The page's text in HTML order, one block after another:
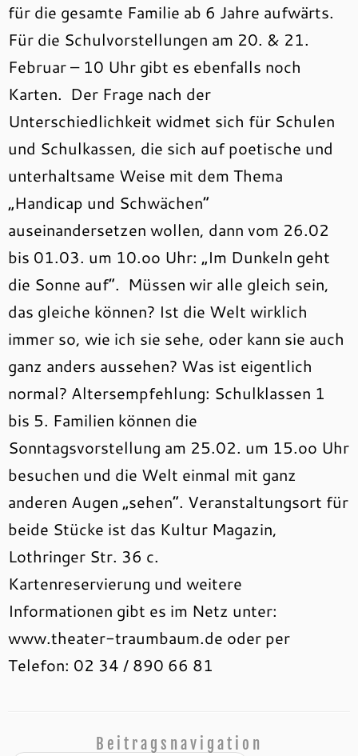
für die gesamte Familie ab 6 Jahre aufwärts.
Für die Schulvorstellungen am 20. & 21.
Februar – 10 Uhr gibt es ebenfalls noch
Karten. Der Frage nach der
Unterschiedlichkeit widmet sich für Schulen
und Schulkassen, die sich auf poetische und
unterhaltsame Weise mit dem Thema
„Handicap und Schwächen“
auseinandersetzen wollen, dann vom 26.02
bis 01.03. um 10.oo Uhr: „Im Dunkeln geht
die Sonne auf“. Müssen wir alle gleich sein,
das gleiche können? Ist die Welt wirklich
immer so, wie ich sie sehe, oder kann sie auch
ganz anders aussehen? Was ist eigentlich
normal? Altersempfehlung: Schulklassen 1
bis 5. Familien können die
Sonntagsvorstellung am 25.02. um 15.oo Uhr
besuchen und die Welt einmal mit ganz
anderen Augen „sehen“. Veranstaltungsort für
beide Stücke ist das Kultur Magazin,
Lothringer Str. 36 c.
Kartenreservierung und weitere
Informationen gibt es im Netz unter:
www.theater-traumbaum.de oder per
Telefon: 02 34 / 890 66 81
Beitragsnavigation